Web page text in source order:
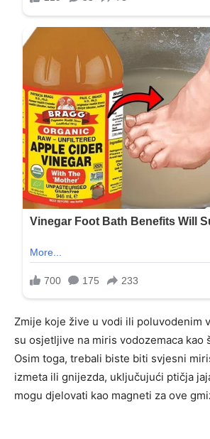
Zmije koje žive u vodi ili poluvodenim
su osjetljive na miris vodozemaca kao
Osim toga, trebali biste biti svjesni
izmeta ili gnijezda, uključujući ptičja
mogu djelovati kao magneti za ove